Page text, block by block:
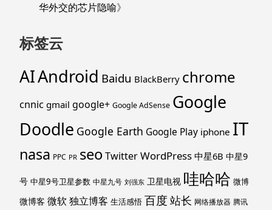
华外交的芯片隐喻》
标签云
AIAndroid Baidu BlackBerry chrome
cnnic gmail google+ Google AdSense Google
Doodle Google Earth Google Play iphone IT
nasa PPC PR seoTwitterWordPress 中星6B 中星9
号 中星9号卫星参数 中星九号 刘强东 卫星电视 哇哈哈 微博
微博客 微软独立博客 生活感悟 百度 站长 网络播放器 腾讯